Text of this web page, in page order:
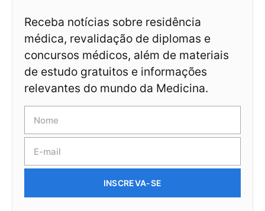
Receba notícias sobre residência
médica, revalidação de diplomas e
concursos médicos, além de materiais
de estudo gratuitos e informações
relevantes do mundo da Medicina.
INSCREVA-SE